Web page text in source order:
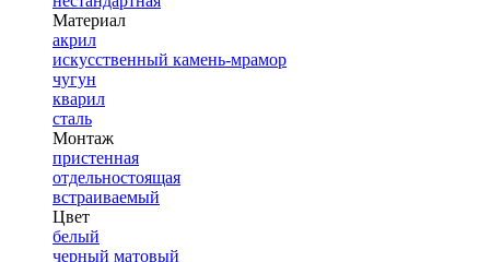
Материал
акрил
искусственный камень-мрамор
чугун
кварил
сталь
Монтаж
пристенная
отдельностоящая
встраиваемый
Цвет
белый
черный матовый